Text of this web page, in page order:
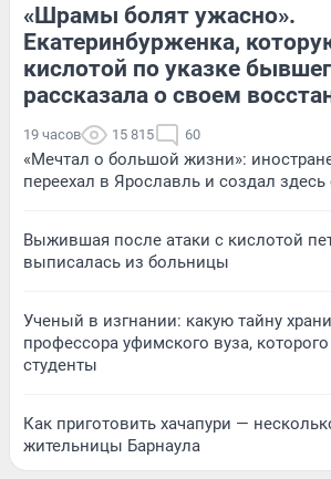
«Шрамы болят ужасно».
Екатеринбурженка,
кислотой по указке
рассказала о своем
19 часов 15 815 60
«Мечтал о большой жизни»:
переехал в Ярославль и создал
Выжившая после атаки с кислотой
выписалась из больницы
Ученый в изгнании: какую тайну
профессора уфимского вуза,
студенты
Как приготовить хачапури —
жительницы Барнаула